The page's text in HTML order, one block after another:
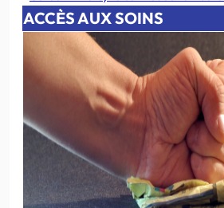
ACCÈS AUX SOINS